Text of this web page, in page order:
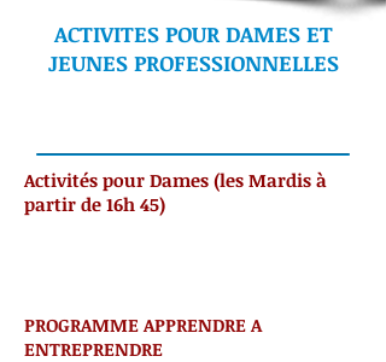
ACTIVITES POUR DAMES ET
JEUNES PROFESSIONNELLES
Activités pour Dames (les Mardis à
partir de 16h 45)
PROGRAMME APPRENDRE A
ENTREPRENDRE